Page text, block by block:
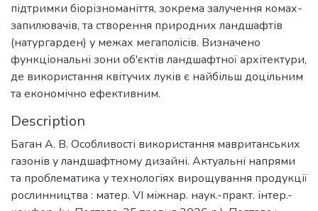
підтримки біорізноманіття, зокрема залучення комах-
запилювачів, та створення природних ландшафтів
(натургарден) у межах мегаполісів. Визначено
функціональні зони об'єктів ландшафтної архітектури,
де використання квітучих луків є найбільш доцільним
та економічно ефективним.
Description
Баган А. В. Особливості використання мавританських
газонів у ландшафтному дизайні. Актуальні напрями
та проблематика у технологіях вирощування продукції
рослинництва : матер. VІ міжнар. наук.-практ. інтер.-